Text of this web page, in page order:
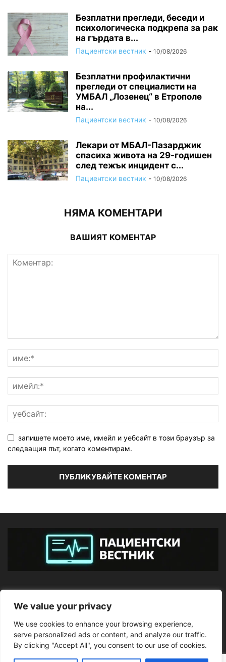
We value your privacy
We use cookies to enhance your browsing experience,
serve personalized ads or content, and analyze our traffic.
By clicking "Accept All", you consent to our use of cookies.
Безплатни прегледи, беседи и
психологическа подкрепа за рак
на гърдата в...
Пациентски вестник - 10/08/2026
Безплатни профилактични
прегледи от специалисти на
УМБАЛ „Лозенец“ в Етрополе
на...
Пациентски вестник - 10/08/2026
Лекари от МБАЛ-Пазарджик
спасиха живота на 29-годишен
след тежък инцидент с...
Пациентски вестник - 10/08/2026
НЯМА КОМЕНТАРИ
ВАШИЯТ КОМЕНТАР
запишете моето име, имейл и уебсайт в този браузър за
следващия път, когато коментирам.
ПОСЛЕДВАЙТЕ НИ